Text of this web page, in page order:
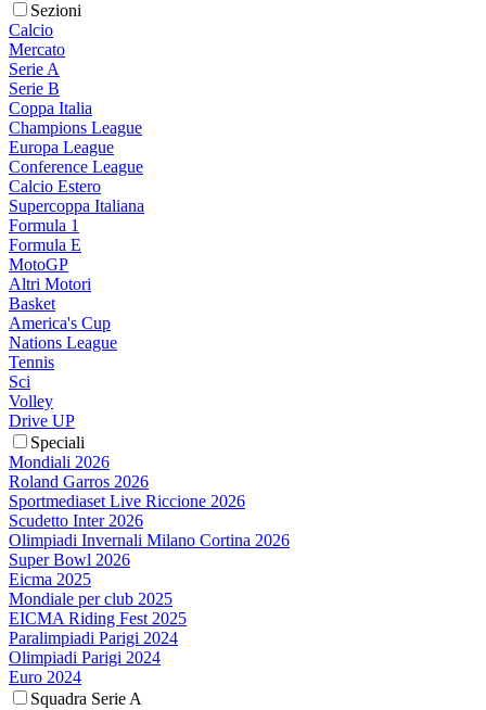
Sezioni
Calcio
Mercato
Serie A
Serie B
Coppa Italia
Champions League
Europa League
Conference League
Calcio Estero
Supercoppa Italiana
Formula 1
Formula E
MotoGP
Altri Motori
Basket
America's Cup
Nations League
Tennis
Sci
Volley
Drive UP
Speciali
Mondiali 2026
Roland Garros 2026
Sportmediaset Live Riccione 2026
Scudetto Inter 2026
Olimpiadi Invernali Milano Cortina 2026
Super Bowl 2026
Eicma 2025
Mondiale per club 2025
EICMA Riding Fest 2025
Paralimpiadi Parigi 2024
Olimpiadi Parigi 2024
Euro 2024
Squadra Serie A